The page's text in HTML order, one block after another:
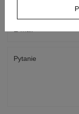
E-mail
Pytanie